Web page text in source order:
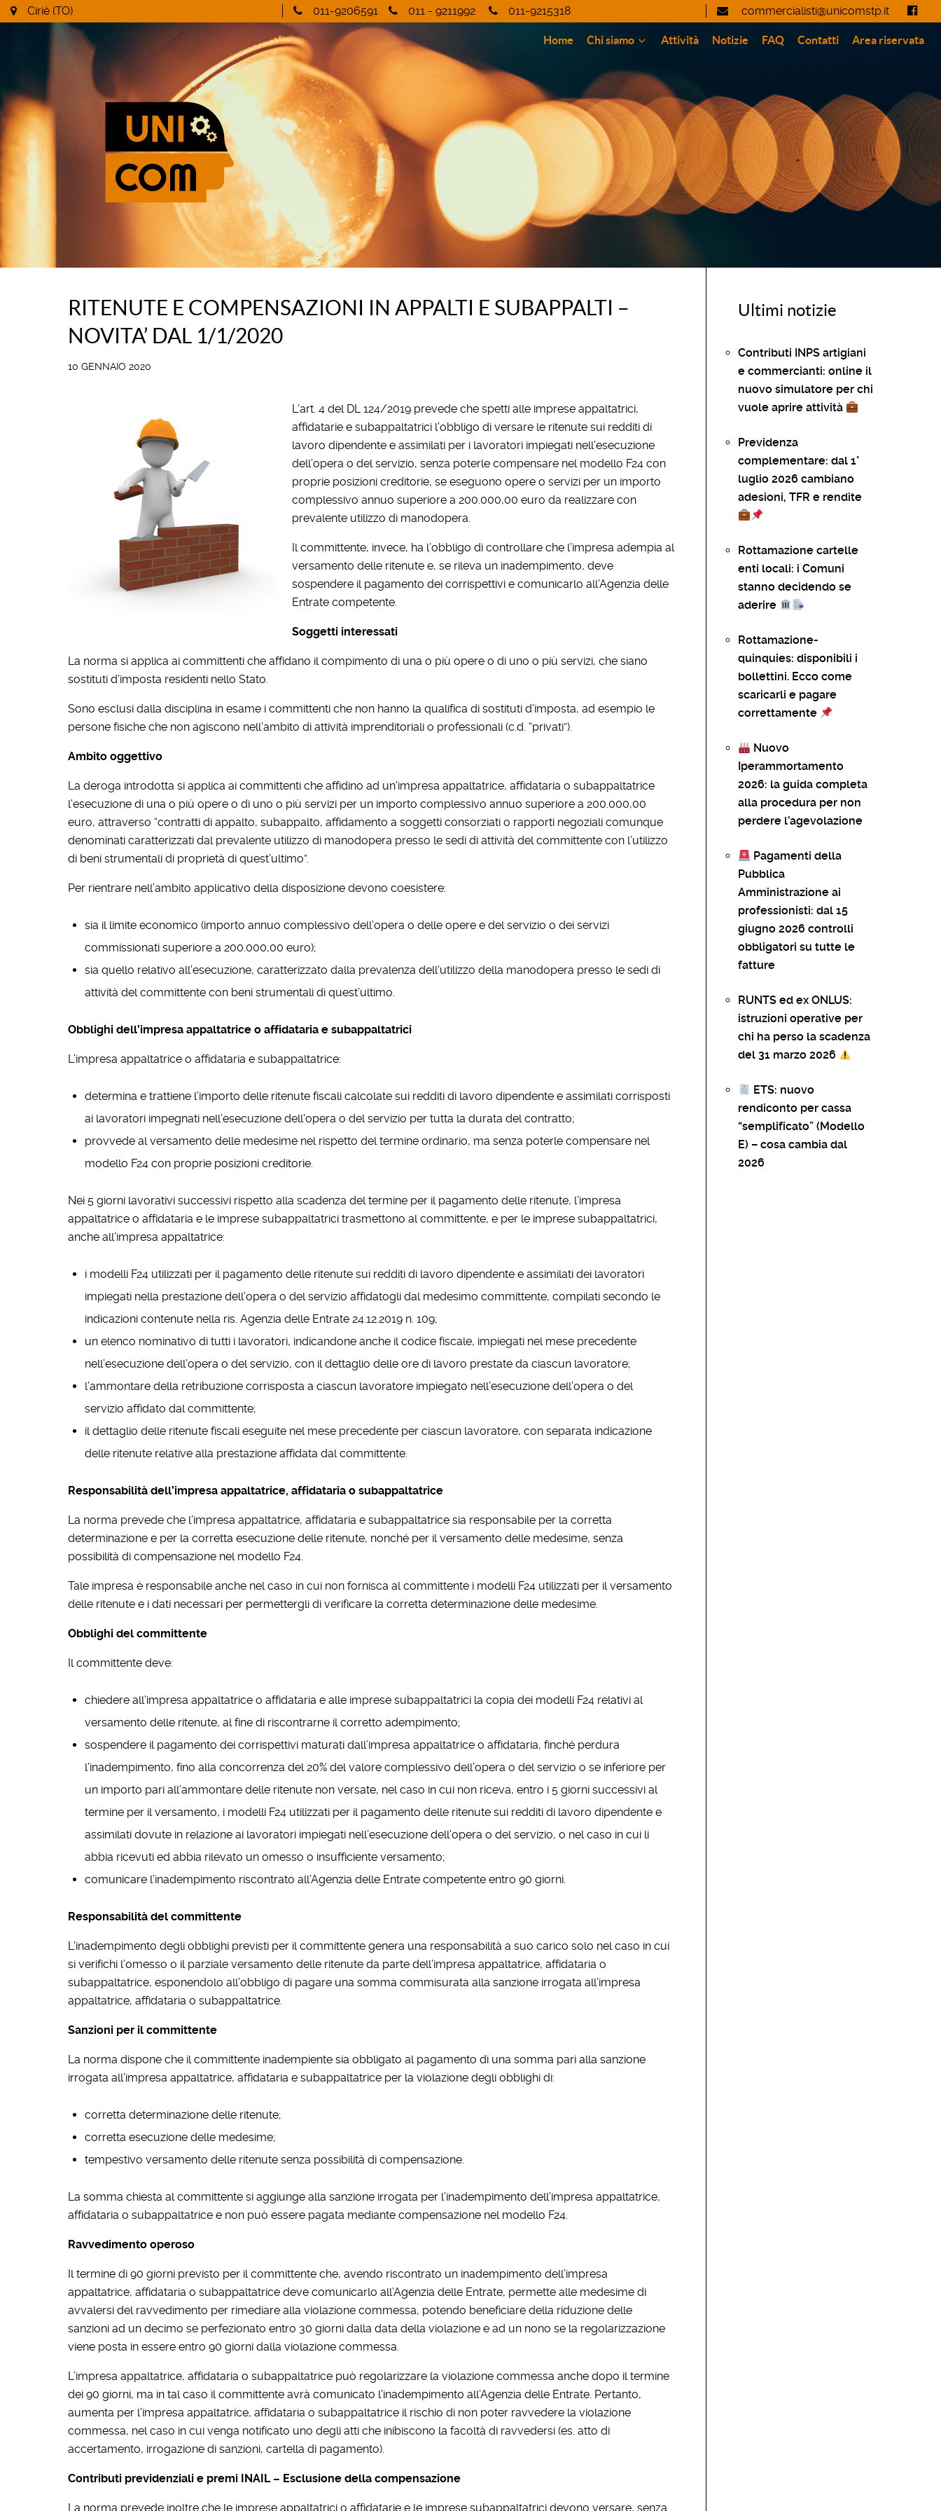
Ciriè (TO) 011-9206591 011 - 9211992 011-9215318 commercialisti@unicomstp.it
Home Chi siamo Attività Notizie FAQ Contatti Area riservata
RITENUTE E COMPENSAZIONI IN APPALTI E SUBAPPALTI –
NOVITA’ DAL 1/1/2020
10 GENNAIO 2020
L’art. 4 del DL 124/2019 prevede che spetti alle imprese appaltatrici,
affidatarie e subappaltatrici l’obbligo di versare le ritenute sui redditi di
lavoro dipendente e assimilati per i lavoratori impiegati nell’esecuzione
dell’opera o del servizio, senza poterle compensare nel modello F24 con
proprie posizioni creditorie, se eseguono opere o servizi per un importo
complessivo annuo superiore a 200.000,00 euro da realizzare con
prevalente utilizzo di manodopera.
Il committente, invece, ha l’obbligo di controllare che l’impresa adempia al
versamento delle ritenute e, se rileva un inadempimento, deve
sospendere il pagamento dei corrispettivi e comunicarlo all’Agenzia delle
Entrate competente.
Soggetti interessati
La norma si applica ai committenti che affidano il compimento di una o più opere o di uno o più servizi, che siano
sostituti d’imposta residenti nello Stato.
Sono esclusi dalla disciplina in esame i committenti che non hanno la qualifica di sostituti d’imposta, ad esempio le
persone fisiche che non agiscono nell’ambito di attività imprenditoriali o professionali (c.d. “privati”).
Ambito oggettivo
La deroga introdotta si applica ai committenti che affidino ad un’impresa appaltatrice, affidataria o subappaltatrice
l’esecuzione di una o più opere o di uno o più servizi per un importo complessivo annuo superiore a 200.000,00
euro, attraverso “contratti di appalto, subappalto, affidamento a soggetti consorziati o rapporti negoziali comunque
denominati caratterizzati dal prevalente utilizzo di manodopera presso le sedi di attività del committente con l’utilizzo
di beni strumentali di proprietà di quest’ultimo”.
Per rientrare nell’ambito applicativo della disposizione devono coesistere:
sia il limite economico (importo annuo complessivo dell’opera o delle opere e del servizio o dei servizi
commissionati superiore a 200.000,00 euro);
sia quello relativo all’esecuzione, caratterizzato dalla prevalenza dell’utilizzo della manodopera presso le sedi di
attività del committente con beni strumentali di quest’ultimo.
Obblighi dell’impresa appaltatrice o affidataria e subappaltatrici
L’impresa appaltatrice o affidataria e subappaltatrice:
determina e trattiene l’importo delle ritenute fiscali calcolate sui redditi di lavoro dipendente e assimilati corrisposti
ai lavoratori impegnati nell’esecuzione dell’opera o del servizio per tutta la durata del contratto;
provvede al versamento delle medesime nel rispetto del termine ordinario, ma senza poterle compensare nel
modello F24 con proprie posizioni creditorie.
Nei 5 giorni lavorativi successivi rispetto alla scadenza del termine per il pagamento delle ritenute, l’impresa
appaltatrice o affidataria e le imprese subappaltatrici trasmettono al committente, e per le imprese subappaltatrici,
anche all’impresa appaltatrice:
i modelli F24 utilizzati per il pagamento delle ritenute sui redditi di lavoro dipendente e assimilati dei lavoratori
impiegati nella prestazione dell’opera o del servizio affidatogli dal medesimo committente, compilati secondo le
indicazioni contenute nella ris. Agenzia delle Entrate 24.12.2019 n. 109;
un elenco nominativo di tutti i lavoratori, indicandone anche il codice fiscale, impiegati nel mese precedente
nell’esecuzione dell’opera o del servizio, con il dettaglio delle ore di lavoro prestate da ciascun lavoratore;
l’ammontare della retribuzione corrisposta a ciascun lavoratore impiegato nell’esecuzione dell’opera o del
servizio affidato dal committente;
il dettaglio delle ritenute fiscali eseguite nel mese precedente per ciascun lavoratore, con separata indicazione
delle ritenute relative alla prestazione affidata dal committente.
Responsabilità dell’impresa appaltatrice, affidataria o subappaltatrice
La norma prevede che l’impresa appaltatrice, affidataria e subappaltatrice sia responsabile per la corretta
determinazione e per la corretta esecuzione delle ritenute, nonché per il versamento delle medesime, senza
possibilità di compensazione nel modello F24.
Tale impresa è responsabile anche nel caso in cui non fornisca al committente i modelli F24 utilizzati per il versamento
delle ritenute e i dati necessari per permettergli di verificare la corretta determinazione delle medesime.
Obblighi del committente
Il committente deve:
chiedere all’impresa appaltatrice o affidataria e alle imprese subappaltatrici la copia dei modelli F24 relativi al
versamento delle ritenute, al fine di riscontrarne il corretto adempimento;
sospendere il pagamento dei corrispettivi maturati dall’impresa appaltatrice o affidataria, finché perdura
l’inadempimento, fino alla concorrenza del 20% del valore complessivo dell’opera o del servizio o se inferiore per
un importo pari all’ammontare delle ritenute non versate, nel caso in cui non riceva, entro i 5 giorni successivi al
termine per il versamento, i modelli F24 utilizzati per il pagamento delle ritenute sui redditi di lavoro dipendente e
assimilati dovute in relazione ai lavoratori impiegati nell’esecuzione dell’opera o del servizio, o nel caso in cui li
abbia ricevuti ed abbia rilevato un omesso o insufficiente versamento;
comunicare l’inadempimento riscontrato all’Agenzia delle Entrate competente entro 90 giorni.
Responsabilità del committente
L’inadempimento degli obblighi previsti per il committente genera una responsabilità a suo carico solo nel caso in cui
si verifichi l’omesso o il parziale versamento delle ritenute da parte dell’impresa appaltatrice, affidataria o
subappaltatrice, esponendolo all’obbligo di pagare una somma commisurata alla sanzione irrogata all’impresa
appaltatrice, affidataria o subappaltatrice.
Sanzioni per il committente
La norma dispone che il committente inadempiente sia obbligato al pagamento di una somma pari alla sanzione
irrogata all’impresa appaltatrice, affidataria e subappaltatrice per la violazione degli obblighi di:
corretta determinazione delle ritenute;
corretta esecuzione delle medesime;
tempestivo versamento delle ritenute senza possibilità di compensazione.
La somma chiesta al committente si aggiunge alla sanzione irrogata per l’inadempimento dell’impresa appaltatrice,
affidataria o subappaltatrice e non può essere pagata mediante compensazione nel modello F24.
Ravvedimento operoso
Il termine di 90 giorni previsto per il committente che, avendo riscontrato un inadempimento dell’impresa
appaltatrice, affidataria o subappaltatrice deve comunicarlo all’Agenzia delle Entrate, permette alle medesime di
avvalersi del ravvedimento per rimediare alla violazione commessa, potendo beneficiare della riduzione delle
sanzioni ad un decimo se perfezionato entro 30 giorni dalla data della violazione e ad un nono se la regolarizzazione
viene posta in essere entro 90 giorni dalla violazione commessa.
L’impresa appaltatrice, affidataria o subappaltatrice può regolarizzare la violazione commessa anche dopo il termine
dei 90 giorni, ma in tal caso il committente avrà comunicato l’inadempimento all’Agenzia delle Entrate. Pertanto,
aumenta per l’impresa appaltatrice, affidataria o subappaltatrice il rischio di non poter ravvedere la violazione
commessa, nel caso in cui venga notificato uno degli atti che inibiscono la facoltà di ravvedersi (es. atto di
accertamento, irrogazione di sanzioni, cartella di pagamento).
Contributi previdenziali e premi INAIL – Esclusione della compensazione
La norma prevede inoltre che le imprese appaltatrici o affidatarie e le imprese subappaltatrici devono versare, senza
Ultimi notizie
Contributi INPS artigiani
e commercianti: online il
nuovo simulatore per chi
vuole aprire attività
Previdenza
complementare: dal 1°
luglio 2026 cambiano
adesioni, TFR e rendite
Rottamazione cartelle
enti locali: i Comuni
stanno decidendo se
aderire
Rottamazione-
quinquies: disponibili i
bollettini. Ecco come
scaricarli e pagare
correttamente
Nuovo
Iperammortamento
2026: la guida completa
alla procedura per non
perdere l’agevolazione
Pagamenti della
Pubblica
Amministrazione ai
professionisti: dal 15
giugno 2026 controlli
obbligatori su tutte le
fatture
RUNTS ed ex ONLUS:
istruzioni operative per
chi ha perso la scadenza
del 31 marzo 2026
ETS: nuovo
rendiconto per cassa
“semplificato” (Modello
E) – cosa cambia dal
2026